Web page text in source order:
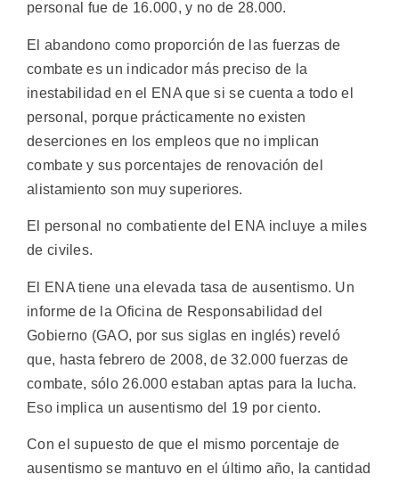
personal fue de 16.000, y no de 28.000.
El abandono como proporción de las fuerzas de
combate es un indicador más preciso de la
inestabilidad en el ENA que si se cuenta a todo el
personal, porque prácticamente no existen
deserciones en los empleos que no implican
combate y sus porcentajes de renovación del
alistamiento son muy superiores.
El personal no combatiente del ENA incluye a miles
de civiles.
El ENA tiene una elevada tasa de ausentismo. Un
informe de la Oficina de Responsabilidad del
Gobierno (GAO, por sus siglas en inglés) reveló
que, hasta febrero de 2008, de 32.000 fuerzas de
combate, sólo 26.000 estaban aptas para la lucha.
Eso implica un ausentismo del 19 por ciento.
Con el supuesto de que el mismo porcentaje de
ausentismo se mantuvo en el último año, la cantidad